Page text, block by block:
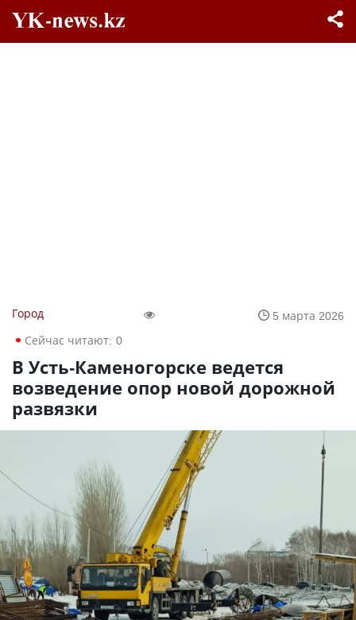
Город
5 марта 2026
Сейчас читают: 0
В Усть-Каменогорске ведется
возведение опор новой дорожной
развязки